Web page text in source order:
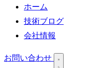
ホーム
技術ブログ
会社情報
お問い合わせ